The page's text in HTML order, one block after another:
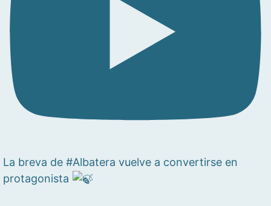
La breva de #Albatera vuelve a convertirse en
protagonista